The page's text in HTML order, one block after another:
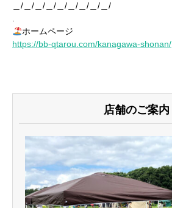
＿/＿/＿/＿/＿/＿/＿/＿/＿/
ホームページ
https://bb-qtarou.com/kanagawa-shonan/
店舗のご案内